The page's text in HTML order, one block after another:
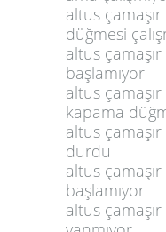
altus
düğmesi
altus
başlamıyor
altus
kapama
altus çamaşır
durdu
altus
başlamıyor
altus çamaşır